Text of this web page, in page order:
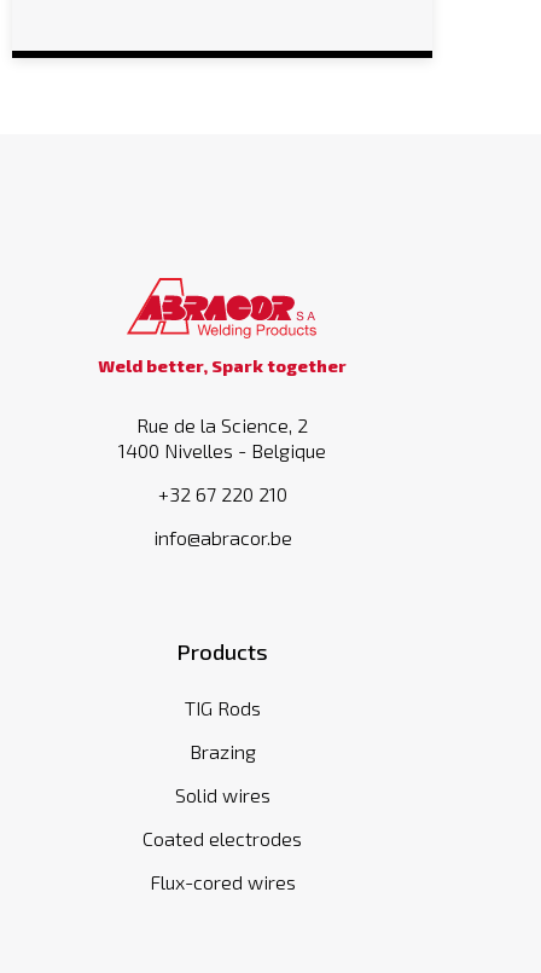
Weld better, Spark together
Rue de la Science, 2
1400 Nivelles - Belgique
+32 67 220 210
info@abracor.be
Products
TIG Rods
Brazing
Solid wires
Coated electrodes
Flux-cored wires